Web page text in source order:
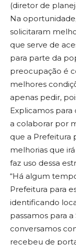
(diretor de
Na
solicitaram
que serve de
para parte da
preocupação é
melhores
apenas pedir,
Explicamos
a colaborar por
que a Prefeitura
melhorias que
faz uso dessa
“Há algum
Prefeitura para
identificando
passamos para
conversamos
recebeu de